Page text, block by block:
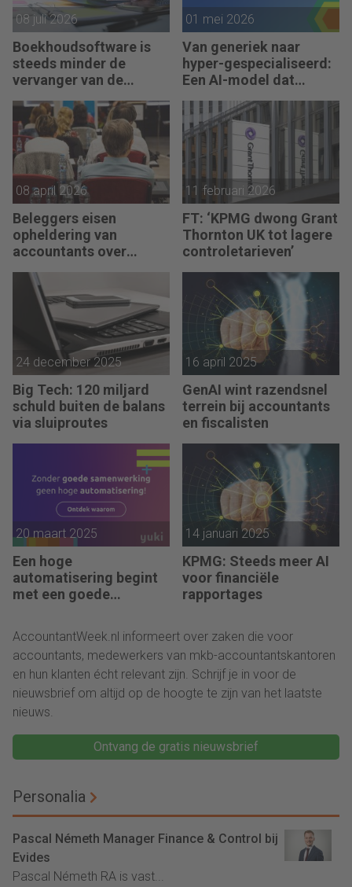
08 juli 2026
Boekhoudsoftware is
steeds minder de
vervanger van de
01 mei 2026
Van generiek naar
hyper-gespecialiseerd:
Een AI-model dat
ontlast
08 april 2026
Beleggers eisen
opheldering van
accountants over
11 februari 2026
FT: ‘KPMG dwong Grant
Thornton UK tot lagere
controletarieven’
24 december 2025
Big Tech: 120 miljard
schuld buiten de balans
via sluiproutes
16 april 2025
GenAI wint razendsnel
terrein bij accountants
en fiscalisten
20 maart 2025
Een hoge
automatisering begint
met een goede
14 januari 2025
KPMG: Steeds meer AI
voor financiële
rapportages
AccountantWeek.nl informeert over zaken die voor
accountants, medewerkers van mkb-accountantskantoren
en hun klanten écht relevant zijn. Schrijf je in voor de
nieuwsbrief om altijd op de hoogte te zijn van het laatste
nieuws.
Ontvang de gratis nieuwsbrief
Personalia
Pascal Németh Manager Finance & Control bij
Evides
Pascal Németh RA is vast...